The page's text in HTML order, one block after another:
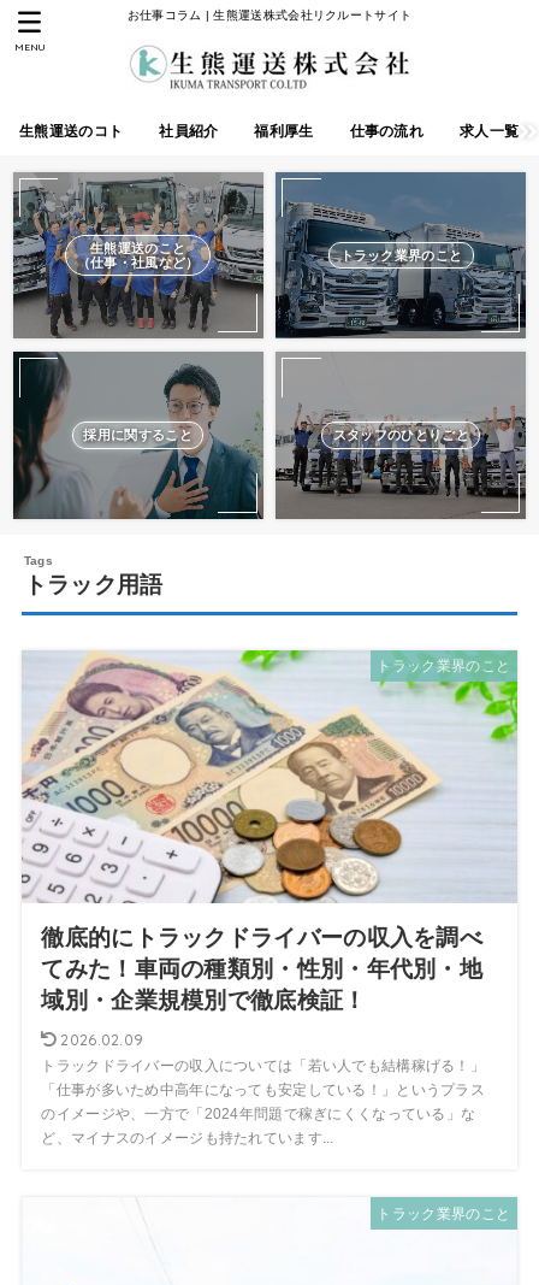
お仕事コラム | 生熊運送株式会社リクルートサイト
生熊運送のコト 社員紹介 福利厚生 仕事の流れ 求人一覧
MENU
生熊運送のこと
（仕事・社風など）
トラック業界のこと
採用に関すること スタッフのひとりごと
トラック用語
トラック業界のこと
徹底的にトラックドライバーの収入を調べ
てみた！車両の種類別・性別・年代別・地
域別・企業規模別で徹底検証！
2026.02.09
トラックドライバーの収入については「若い人でも結構稼げる！」
「仕事が多いため中高年になっても安定している！」というプラス
のイメージや、一方で「2024年問題で稼ぎにくくなっている」な
ど、マイナスのイメージも持たれています...
トラック業界のこと